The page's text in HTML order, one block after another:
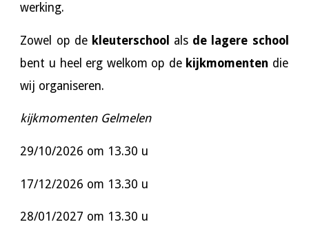
werking.
Zowel op de kleuterschool als de lagere school
bent u heel erg welkom op de kijkmomenten die
wij organiseren.
kijkmomenten Gelmelen
29/10/2026 om 13.30 u
17/12/2026 om 13.30 u
28/01/2027 om 13.30 u